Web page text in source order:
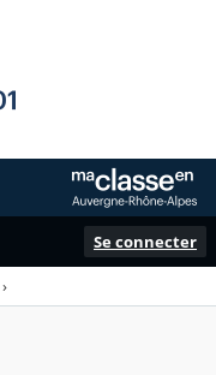
Se connecter
›